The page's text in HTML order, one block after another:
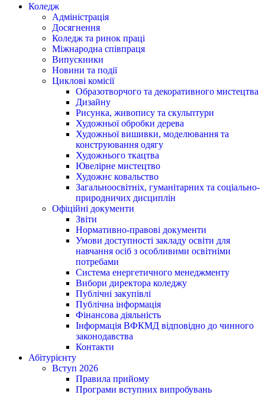
Коледж
Адміністрація
Досягнення
Коледж та ринок праці
Міжнародна співпраця
Випускники
Новини та події
Циклові комісії
Образотворчого та декоративного мистецтва
Дизайну
Рисунка, живопису та скульптури
Художньої обробки дерева
Художньої вишивки, моделювання та
конструювання одягу
Художнього ткацтва
Ювелірне мистецтво
Художнє ковальство
Загальноосвітніх, гуманітарних та соціально-
природничих дисциплін
Офіційні документи
Звіти
Нормативно-правові документи
Умови доступності закладу освіти для
навчання осіб з особливими освітніми
потребами
Система енергетичного менеджменту
Вибори директора коледжу
Публічні закупівлі
Публічна інформація
Фінансова діяльність
Інформація ВФКМД відповідно до чинного
законодавства
Контакти
Абітурієнту
Вступ 2026
Правила прийому
Програми вступних випробувань